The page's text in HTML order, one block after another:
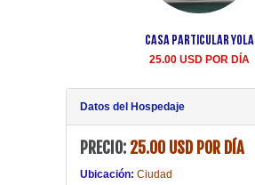
Casa Particular Yola
25.00 USD POR DÍA
Datos del Hospedaje
PRECIO: 25.00 USD POR DÍA
Ubicación: Ciudad